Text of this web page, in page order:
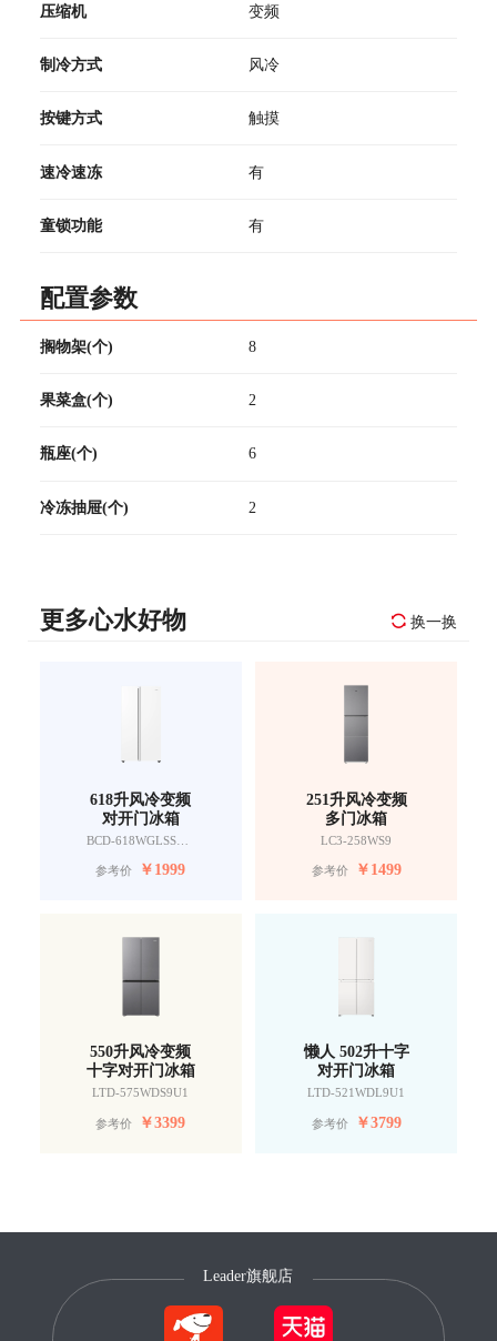
压缩机 变频
制冷方式 风冷
按键方式 触摸
速冷速冻 有
童锁功能 有
配置参数
搁物架(个) 8
果菜盒(个) 2
瓶座(个) 6
冷冻抽屉(个) 2
更多心水好物 换一换
618升风冷变频
对开门冰箱
BCD-618WGLSSEDW9
参考价 ￥1999
251升风冷变频
多门冰箱
LC3-258WS9
参考价 ￥1499
550升风冷变频
十字对开门冰箱
LTD-575WDS9U1
参考价 ￥3399
懒人 502升十字
对开门冰箱
LTD-521WDL9U1
参考价 ￥3799
Leader旗舰店